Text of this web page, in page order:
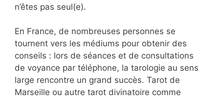
n’êtes pas seul(e).
En France, de nombreuses personnes se
tournent vers les médiums pour obtenir des
conseils : lors de séances et de consultations
de voyance par téléphone, la tarologie au sens
large rencontre un grand succès. Tarot de
Marseille ou autre tarot divinatoire comme